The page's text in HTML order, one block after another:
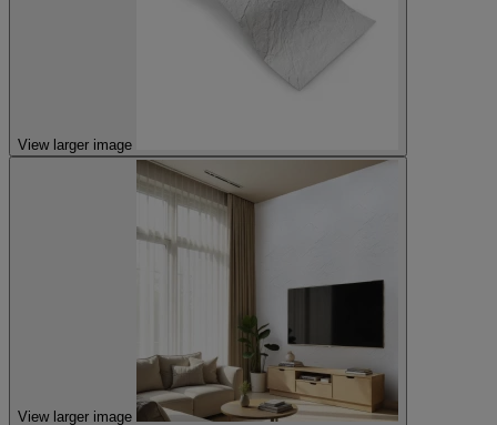
View larger image
View larger image